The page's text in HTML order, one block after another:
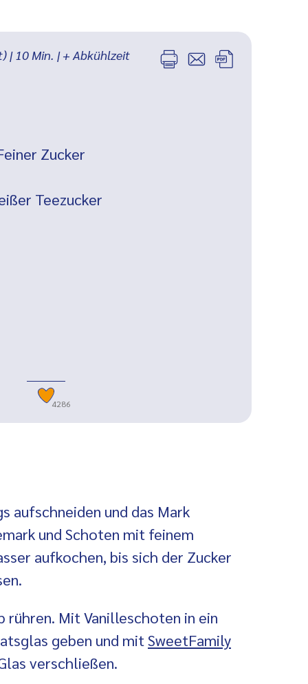
| 10 Min. | + Abkühlzeit
Zucker
Teezucker
4286
aufschneiden und das Mark
und Schoten mit feinem
aufkochen, bis sich der Zucker
rühren. Mit Vanilleschoten in ein
geben und mit SweetFamily
verschließen.